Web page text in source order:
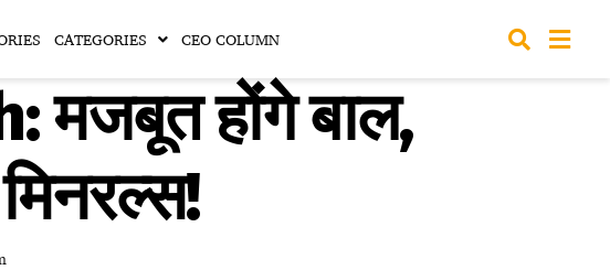
CATEGORIES CEO COLUMN
होंगे बाल,